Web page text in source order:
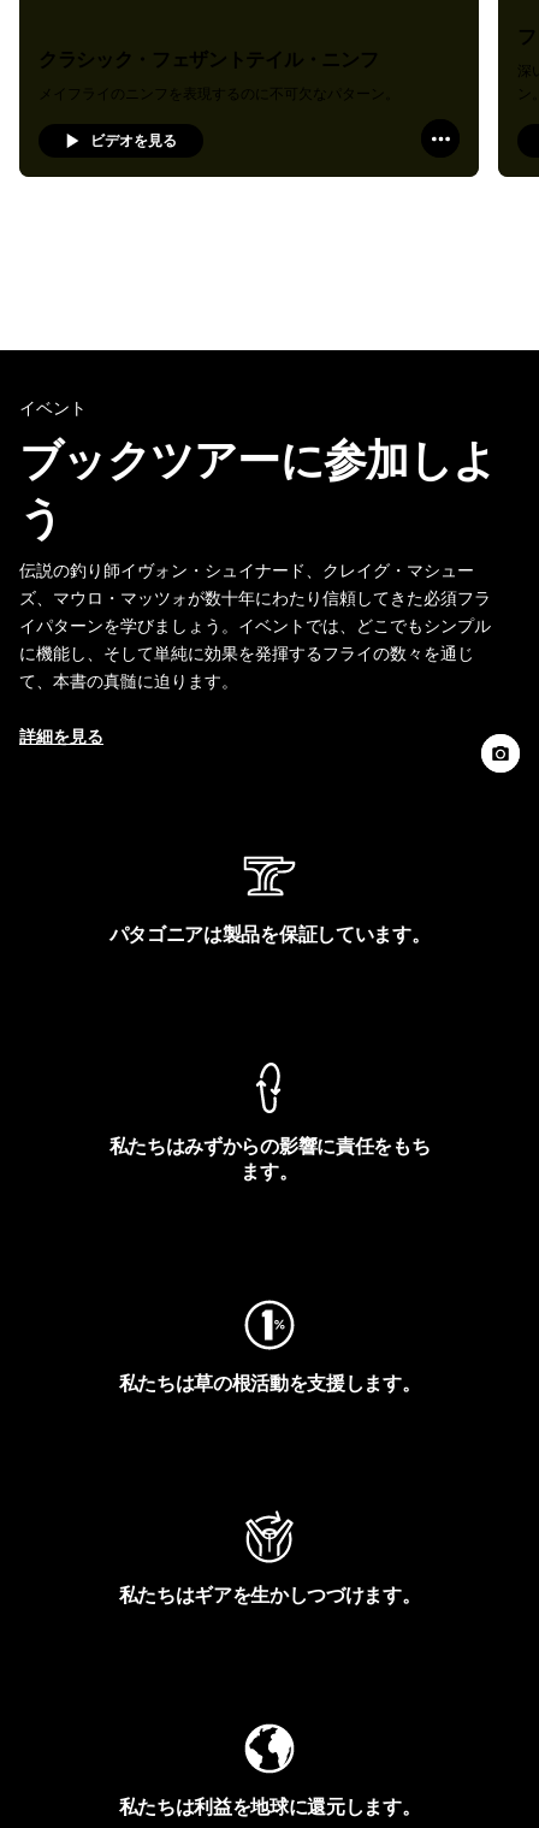
クラシック・フェザントテイル・ニンフ
メイフライのニンフを表現するのに不可欠なパターン。
ビデオを見る
イベント
ブックツアーに参加しよ
う
伝説の釣り師イヴォン・シュイナード、クレイグ・マシュー
ズ、マウロ・マッツォが数十年にわたり信頼してきた必須フラ
イパターンを学びましょう。イベントでは、どこでもシンプル
に機能し、そして単純に効果を発揮するフライの数々を通じ
て、本書の真髄に迫ります。
詳細を見る
パタゴニアは製品を保証しています。
私たちはみずからの影響に責任をもち
ます。
私たちは草の根活動を支援します。
私たちはギアを生かしつづけます。
私たちは利益を地球に還元します。